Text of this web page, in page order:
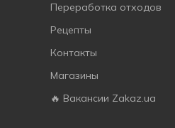
Переработка отходов
Рецепты
Контакты
Магазины
🔥 Вакансии Zakaz.ua